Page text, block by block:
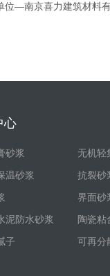
位—南京喜力建筑材料
心
砂浆
无机轻
温砂浆
抗裂砂
界面砂
泥防水砂浆
陶瓷粘
子
可再分